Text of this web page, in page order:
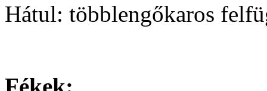
Hátul: többlengőkaros
Fékek: